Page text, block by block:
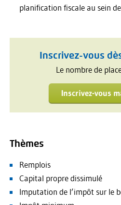
planification fiscale au sein
Inscrivez-vous
Le nombre de
Inscrivez-vous
Thèmes
Remplois
Capital propre dissimulé
Imputation de l’impôt sur le